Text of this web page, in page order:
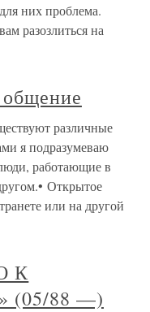
них проблема.
разозлиться на
различные
я подразумеваю
работающие в
Открытое
или на другой
К
(05/88 —)